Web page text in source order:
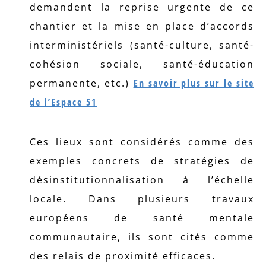
demandent la reprise urgente de ce
chantier et la mise en place d’accords
interministériels (santé-culture, santé-
cohésion sociale, santé-éducation
permanente, etc.) En savoir plus sur le site
de l’Espace 51
Ces lieux sont considérés comme des
exemples concrets de stratégies de
désinstitutionnalisation à l’échelle
locale. Dans plusieurs travaux
européens de santé mentale
communautaire, ils sont cités comme
des relais de proximité efficaces.